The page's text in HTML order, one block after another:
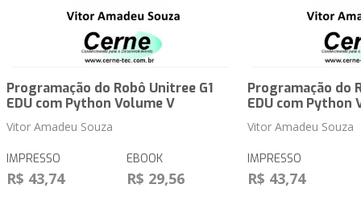
Programação do Robô Unitree G1
EDU com Python Volume V
Vitor Amadeu Souza
IMPRESSO
R$ 43,74
EBOOK
R$ 29,56
Programação do
EDU com Python
Vitor Amadeu Souza
IMPRESSO
R$ 43,74